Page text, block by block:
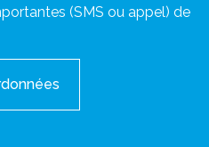
(SMS ou appel) de